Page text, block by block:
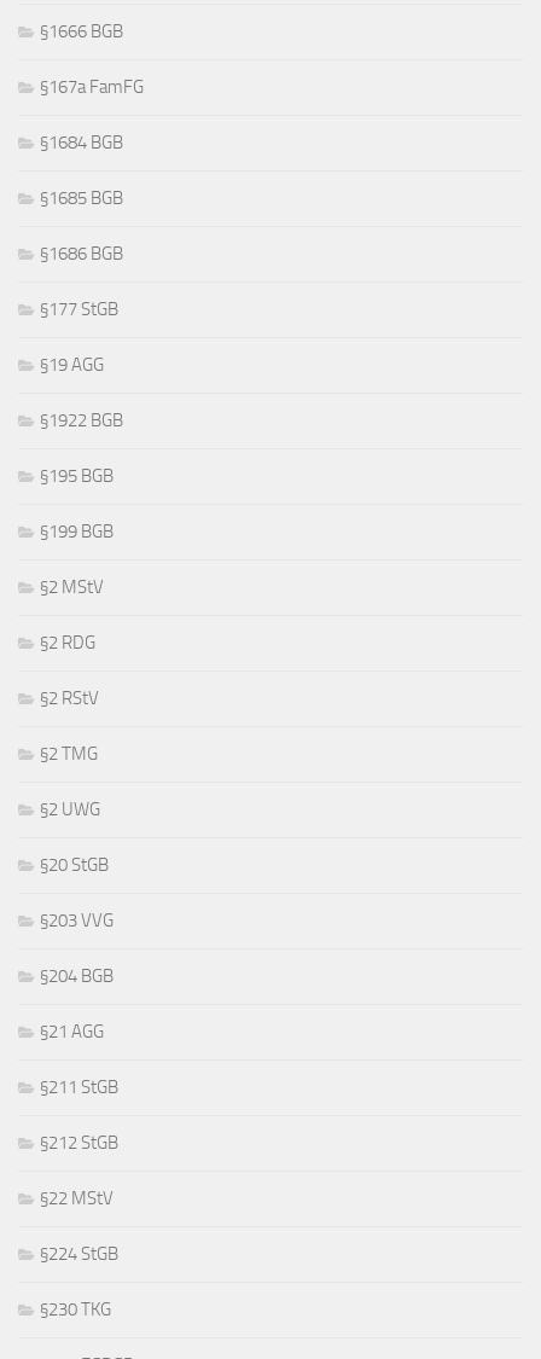
§1666 BGB
§167a FamFG
§1684 BGB
§1685 BGB
§1686 BGB
§177 StGB
§19 AGG
§1922 BGB
§195 BGB
§199 BGB
§2 MStV
§2 RDG
§2 RStV
§2 TMG
§2 UWG
§20 StGB
§203 VVG
§204 BGB
§21 AGG
§211 StGB
§212 StGB
§22 MStV
§224 StGB
§230 TKG